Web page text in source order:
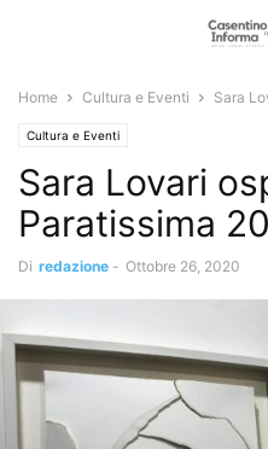
Home Cultura e Eventi Sara
Cultura e Eventi
Sara Lovari
Paratissima
Di redazione - Ottobre 26, 2020